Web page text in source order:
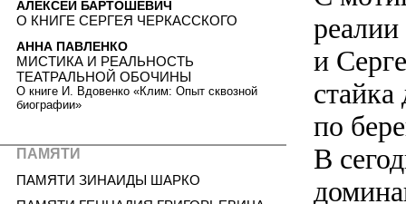
и
по
В
АЛЕКСЕЙ БАРТОШЕВИЧ
О КНИГЕ СЕРГЕЯ ЧЕРКАССКОГО
АННА ПАВЛЕНКО
МИСТИКА И РЕАЛЬНОСТЬ
ТЕАТРАЛЬНОЙ ОБОЧИНЫ
О книге И. Вдовенко «Клим: Опыт сквозной
биографии»
ПАМЯТИ
ПАМЯТИ ЗИНАИДЫ ШАРКО